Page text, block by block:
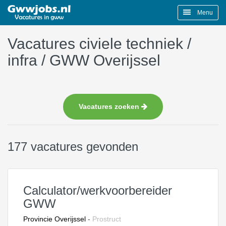
Menu
Vacatures civiele techniek /
infra / GWW Overijssel
Vacatures zoeken
177 vacatures gevonden
Calculator/werkvoorbereider
GWW
Provincie Overijssel - Prostruct